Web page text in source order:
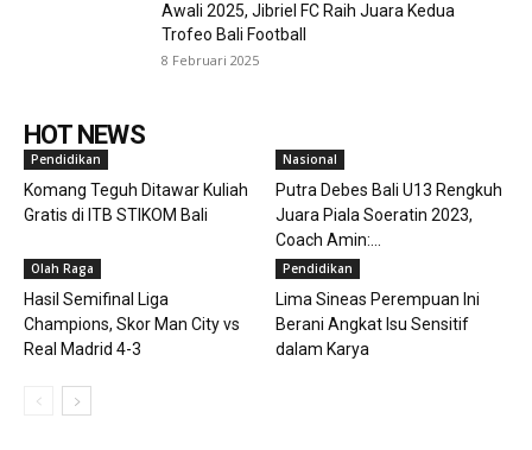
Awali 2025, Jibriel FC Raih Juara Kedua
Trofeo Bali Football
8 Februari 2025
HOT NEWS
Pendidikan
Komang Teguh Ditawar Kuliah
Gratis di ITB STIKOM Bali
Nasional
Putra Debes Bali U13 Rengkuh
Juara Piala Soeratin 2023,
Coach Amin:...
Olah Raga
Hasil Semifinal Liga
Champions, Skor Man City vs
Real Madrid 4-3
Pendidikan
Lima Sineas Perempuan Ini
Berani Angkat Isu Sensitif
dalam Karya